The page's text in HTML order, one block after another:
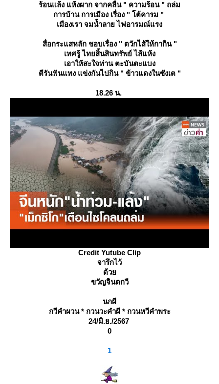
ร้อนแล้ง แห้งผาก จากคลื่น " ความร้อน " ถล่ม
การบ้าน การเมือง เรื่อง " โต้คารม "
เมืองเรา จมน้ำลาย ไฟอารมณ์แรง
สื่อกระแสหลัก ชอบเรื่อง " ตวักไส้ให้กากิน "
เทศรู้ ไทยสิ้นสินทรัพย์ ไส้แห้ง
เอาให้สะใจท่าน ตะบันตะแบง
ตีรันฟันแทง แข่งกันไปกิน " ข้าวแดงในซังเต "
18.26 น.
Credit Yutube Clip
จารึกไว้
ด้ว
ขวัญจินตกวี
นกผี
กวีคำผวน * กวนวะคำผี * กวนหวีคำพระ
24/มิ.ย./2567
0
1